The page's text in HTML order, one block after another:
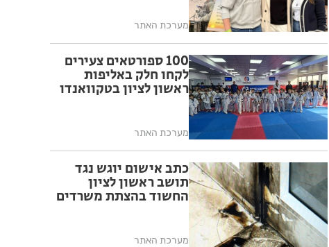
מערכת האתר
100 ספורטאים צעירים
לקחו חלק באליפות
ראשון לציון בטקוואנדו
מערכת האתר
כתב אישום יוגש נגד
תושב ראשון לציון
החשוד בהצתת משרדים
מערכת האתר